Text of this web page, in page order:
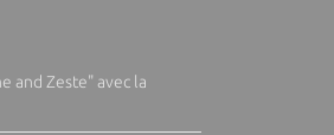
and Zeste" avec la